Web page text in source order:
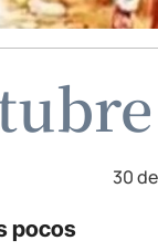
30
pocos